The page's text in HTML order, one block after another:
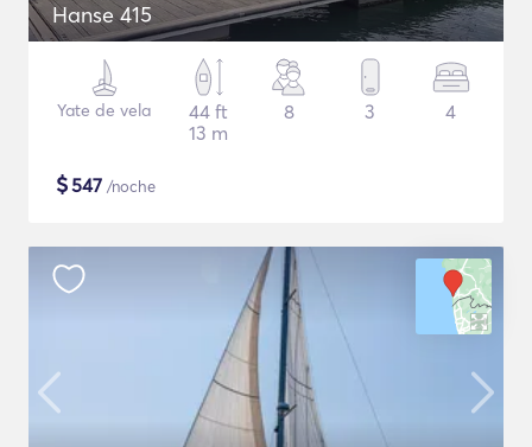
Hanse 415
Yate de vela
44 ft
13 m
8 3 4
$547 /noche